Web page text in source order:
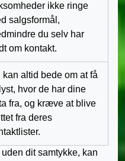
ikke ringe
salgsformål,
du selv har
om kontakt.
kan altid bede om at få
hvor de har dine
fra, og kræve at blive
fra deres
dit samtykke, kan